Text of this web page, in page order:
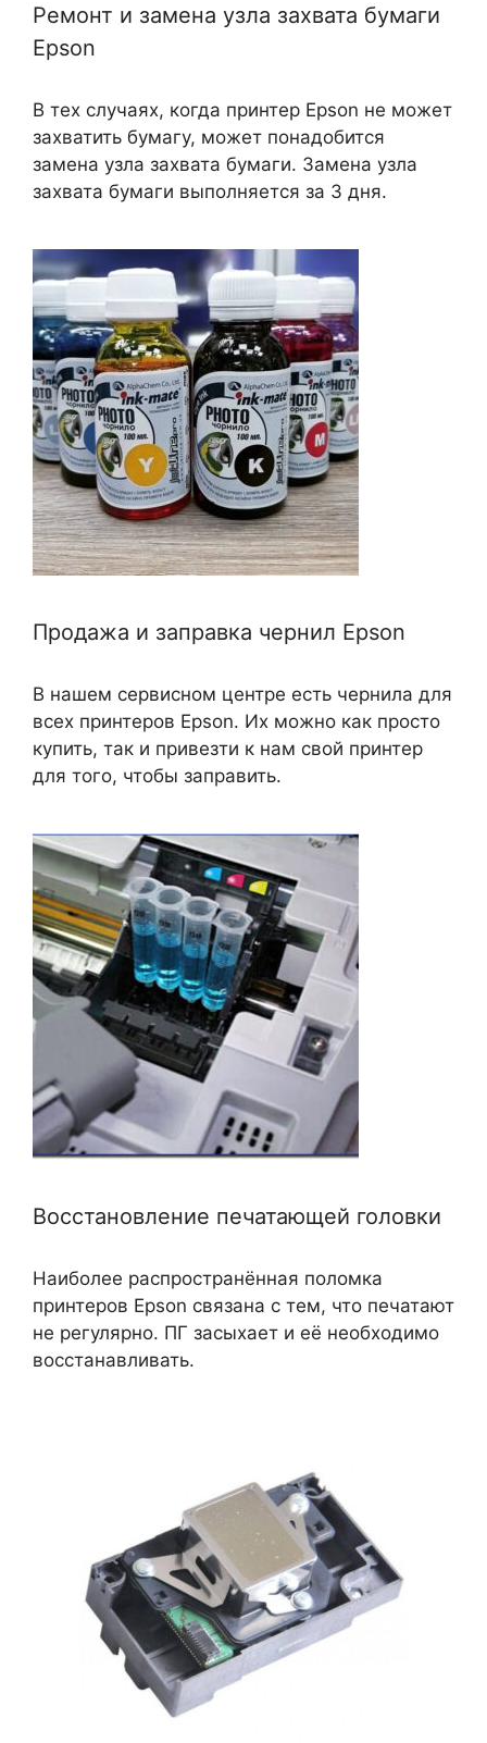
Ремонт и замена узла захвата бумаги
Epson
В тех случаях, когда принтер Epson не может
захватить бумагу, может понадобится
замена узла захвата бумаги. Замена узла
захвата бумаги выполняется за 3 дня.
Продажа и заправка чернил Epson
В нашем сервисном центре есть чернила для
всех принтеров Epson. Их можно как просто
купить, так и привезти к нам свой принтер
для того, чтобы заправить.
Восстановление печатающей головки
Наиболее распространённая поломка
принтеров Epson связана с тем, что печатают
не регулярно. ПГ засыхает и её необходимо
восстанавливать.